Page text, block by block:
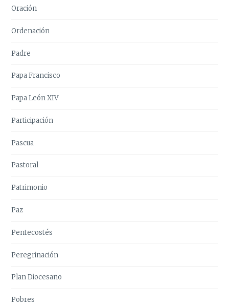
Oración
Ordenación
Padre
Papa Francisco
Papa León XIV
Participación
Pascua
Pastoral
Patrimonio
Paz
Pentecostés
Peregrinación
Plan Diocesano
Pobres